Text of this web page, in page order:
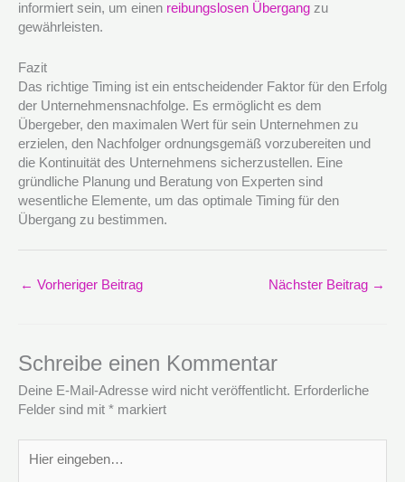
informiert sein, um einen reibungslosen Übergang zu
gewährleisten.
Fazit
Das richtige Timing ist ein entscheidender Faktor für den Erfolg
der Unternehmensnachfolge. Es ermöglicht es dem
Übergeber, den maximalen Wert für sein Unternehmen zu
erzielen, den Nachfolger ordnungsgemäß vorzubereiten und
die Kontinuität des Unternehmens sicherzustellen. Eine
gründliche Planung und Beratung von Experten sind
wesentliche Elemente, um das optimale Timing für den
Übergang zu bestimmen.
← Vorheriger Beitrag Nächster Beitrag →
Schreibe einen Kommentar
Deine E-Mail-Adresse wird nicht veröffentlicht. Erforderliche
Felder sind mit * markiert
eingeben…